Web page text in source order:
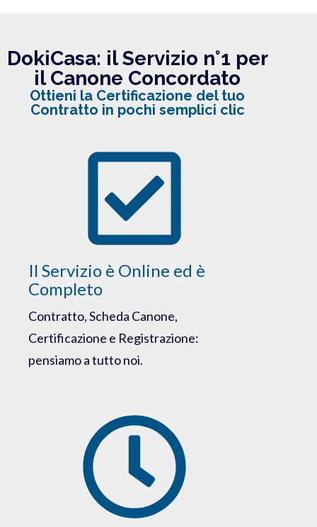
DokiCasa: il Servizio n°1 per
il Canone Concordato
Ottieni la Certificazione del tuo
Contratto in pochi semplici clic​
Il Servizio è Online ed è
Completo
Contratto, Scheda Canone,
Certificazione e Registrazione:
pensiamo a tutto noi.